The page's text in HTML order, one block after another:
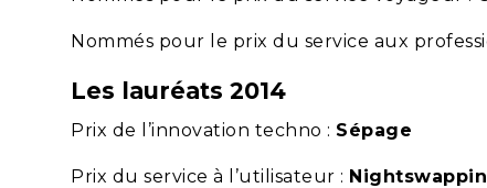
Nommés pour le prix du service aux
Les lauréats 2014
Prix de l’innovation techno : Sépage
Prix du service à l’utilisateur :